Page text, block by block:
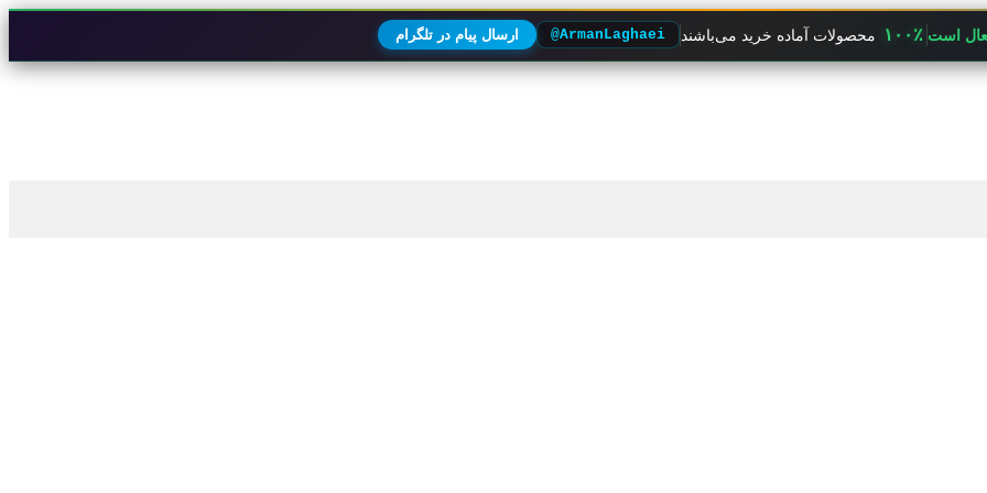
است ۱۰۰٪ محصولات آماده خرید می‌باشند @ArmanLaghaei ارسال پیام در تلگرام